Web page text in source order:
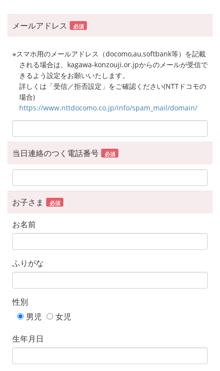
メールアドレス 必須
※スマホ用のメールアドレス（docomo,au,softbank等）を記載
される場合は、kagawa-konzouji.or.jpからのメールが受信で
きるよう設定をお願いいたします。
詳しくは「受信／拒否設定」をご確認ください(NTTドコモの
場合)
https://www.nttdocomo.co.jp/info/spam_mail/domain/
当日連絡のつく電話番号 必須
お子さま 必須
お名前
ふりがな
性別
男児
女児
生年月日